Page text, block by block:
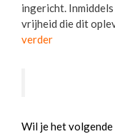
ingericht.
vrijheid die dit
verder
Wil je het volgende